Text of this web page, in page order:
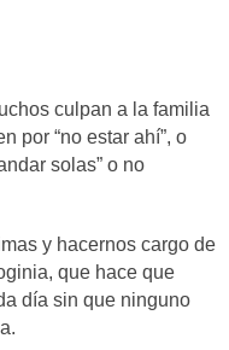
culpan a la familia
por “no estar ahí”, o
solas” o no
y hacernos cargo de
que hace que
día sin que ninguno